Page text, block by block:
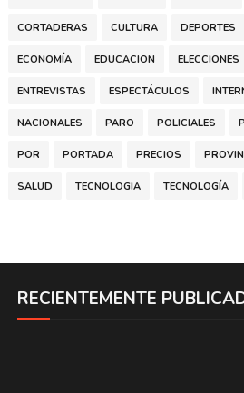
CORTADERAS CULTURA DEPORTES
ECONOMÍA EDUCACION ELECCIONES
ENTREVISTAS ESPECTÁCULOS
NACIONALES PARO POLICIALES
POR PORTADA PRECIOS
SALUD TECNOLOGIA TECNOLOGÍA
RECIENTEMENTE